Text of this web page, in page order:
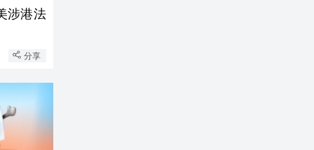
涉港法
分享